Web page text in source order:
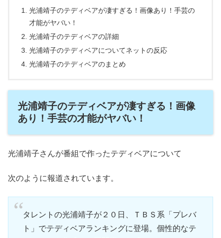
光浦靖子のテディベアが凄すぎる！画像あり！手芸の
才能がヤバい！
光浦靖子のテディベアの詳細
光浦靖子のテディベアについてネットの反応
光浦靖子のテディベアのまとめ
光浦靖子のテディベアが凄すぎる！画像
あり！手芸の才能がヤバい！
光浦靖子さんが番組で作ったテディベアについて
次のように報道されています。
タレントの光浦靖子が２０日、ＴＢＳ系「プレバ
ト」でテディベアランキングに登場。個性的なテ